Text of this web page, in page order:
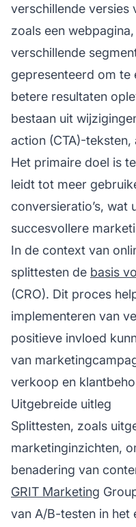
verschillende
zoals een
verschillende
gepresenteerd om te
betere resultaten
bestaan uit
action (CTA)-
Het primaire doel is
leidt tot meer
conversieratio’s,
succesvollere
In de context van
splittesten de basis
(CRO). Dit proces
implementeren van
positieve invloed
van
verkoop en
Uitgebreide uitleg
Splittesten, zoals
marketinginzichten,
benadering van
GRIT Marketing
van A/B-testen in het